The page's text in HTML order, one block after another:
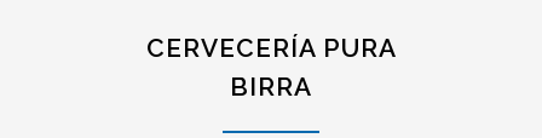
CERVECERÍA PURA
BIRRA